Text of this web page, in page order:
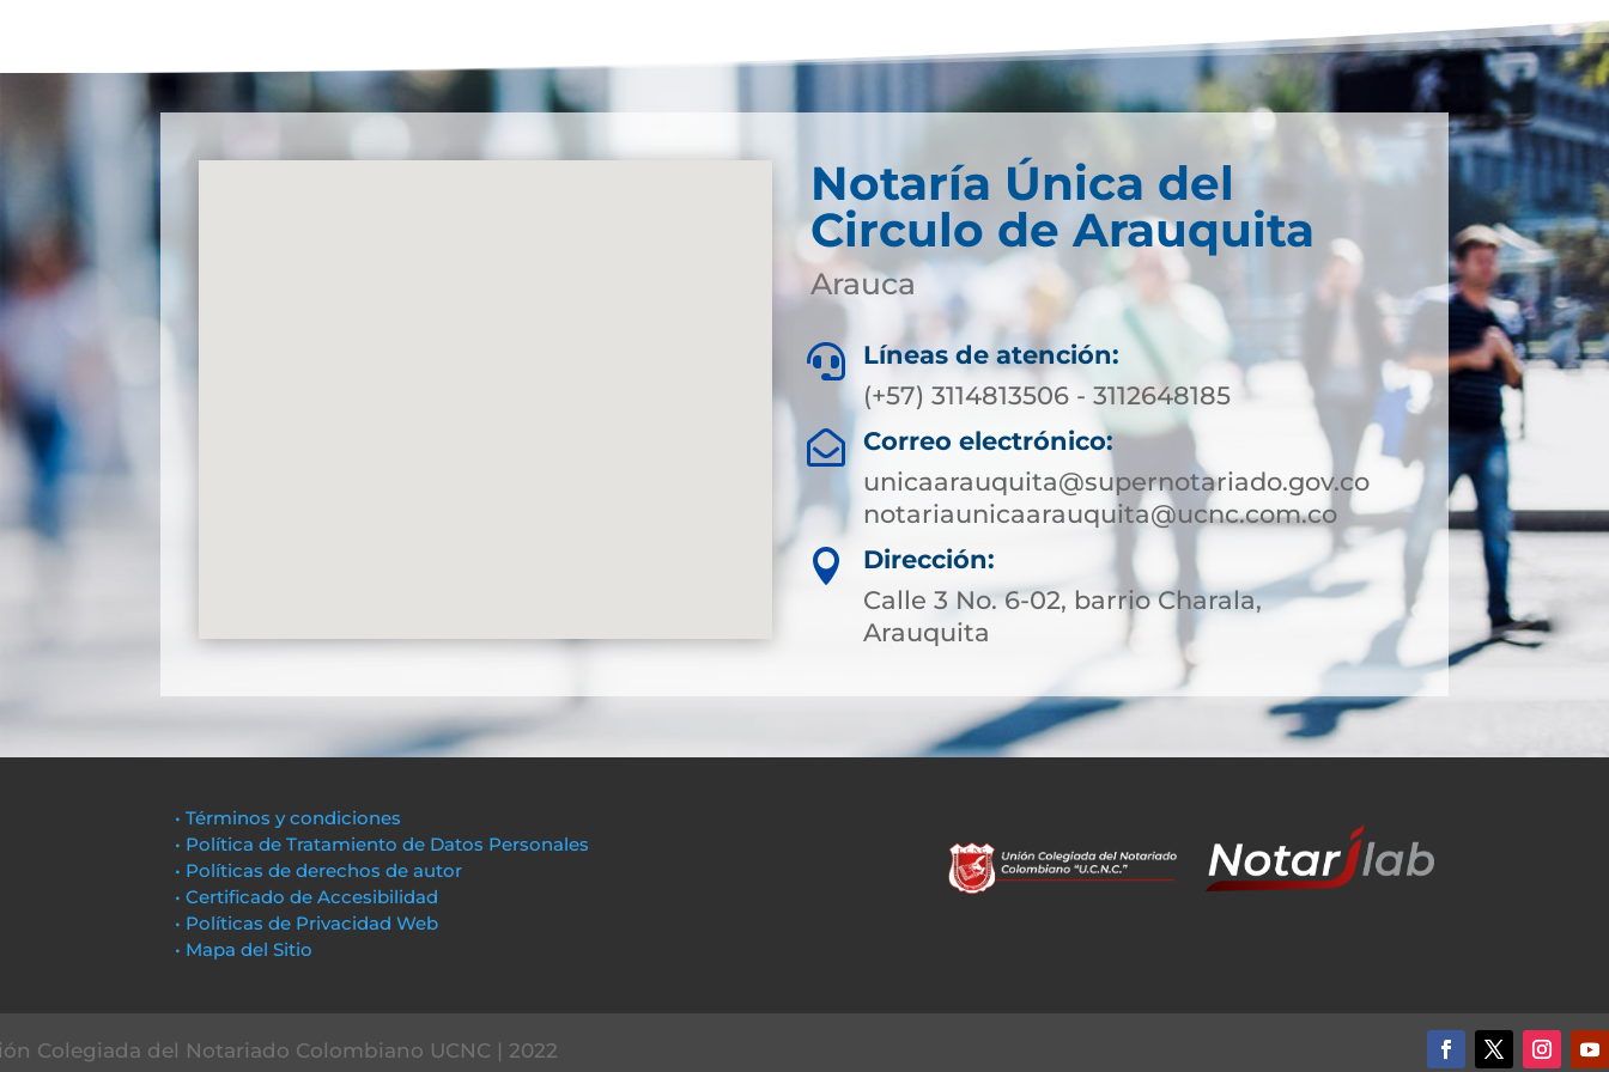
Notaría Única del
Circulo de Arauquita
Arauca

Líneas de atención:
(+57) 3114813506 - 3112648185

Correo electrónico:
unicaarauquita@supernotariado.gov.co
notariaunicaarauquita@ucnc.com.co

Dirección:
Calle 3 No. 6-02, barrio Charala,
Arauquita
• Términos y condiciones
• Política de Tratamiento de Datos Personales
• Políticas de derechos de autor
• Certificado de Accesibilidad
• Políticas de Privacidad Web
• Mapa del Sitio
Colegiada del Notariado Colombiano UCNC | 2022